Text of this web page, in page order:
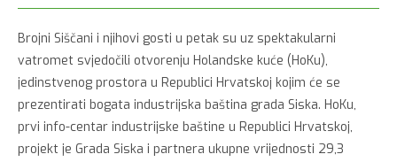
Brojni Siščani i njihovi gosti u petak su uz spektakularni
vatromet svjedočili otvorenju Holandske kuće (HoKu),
jedinstvenog prostora u Republici Hrvatskoj kojim će se
prezentirati bogata industrijska baština grada Siska. HoKu,
prvi info-centar industrijske baštine u Republici Hrvatskoj,
projekt je Grada Siska i partnera ukupne vrijednosti 29,3